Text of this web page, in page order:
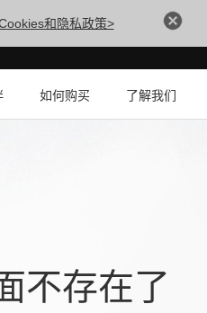
和隐私政策>
如何购买 了解我们
不存在了